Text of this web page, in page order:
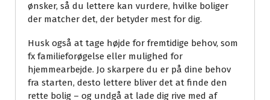
ønsker, så du lettere kan vurdere, hvilke boliger
der matcher det, der betyder mest for dig.
Husk også at tage højde for fremtidige behov, som
fx familieforøgelse eller mulighed for
hjemmearbejde. Jo skarpere du er på dine behov
fra starten, desto lettere bliver det at finde den
rette bolig – og undgå at lade dig rive med af